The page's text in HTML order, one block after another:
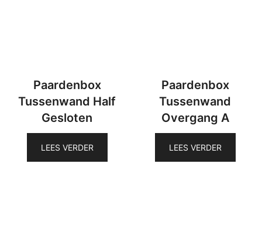
Paardenbox
Tussenwand Half
Gesloten
LEES VERDER
Paardenbox
Tussenwand
Overgang A
LEES VERDER